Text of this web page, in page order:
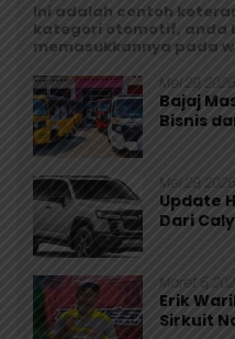
Ini adalah contoh
kategori otomotif, anda
memasukkannya pada
Mei 29, 2026
Bajaj
Bisnis
Mei 29, 2026
Update
Dari
Maret 5,
Erik
Sirkuit